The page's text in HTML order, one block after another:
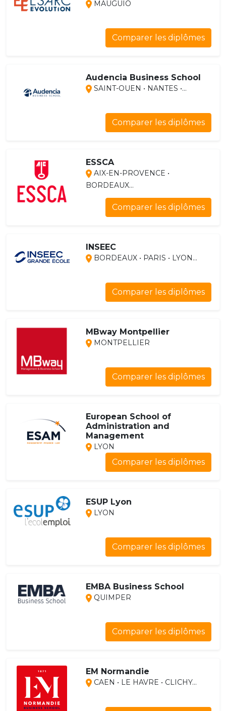
MAUGUIO
Comparer les diplômes
Audencia Business School
SAINT-OUEN • NANTES •...
Comparer les diplômes
ESSCA
AIX-EN-PROVENCE •
BORDEAUX...
Comparer les diplômes
INSEEC
BORDEAUX • PARIS • LYON...
Comparer les diplômes
MBway Montpellier
MONTPELLIER
Comparer les diplômes
European School of
Administration and
Management
LYON
Comparer les diplômes
ESUP Lyon
LYON
Comparer les diplômes
EMBA Business School
QUIMPER
Comparer les diplômes
EM Normandie
CAEN • LE HAVRE • CLICHY...